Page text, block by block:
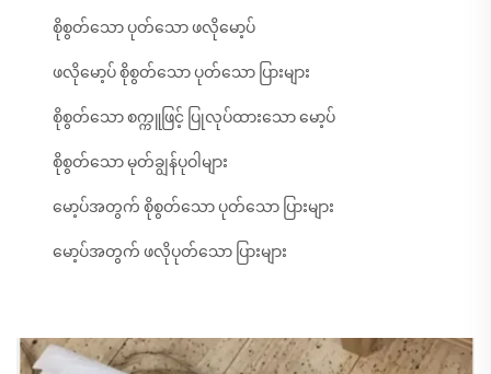
စိုစွတ်သော ပုတ်သော ဖလိုမော့ပ်
ဖလိုမော့ပ် စိုစွတ်သော ပုတ်သော ပြားများ
စိုစွတ်သော စက္ကူဖြင့် ပြုလုပ်ထားသော မော့ပ်
စိုစွတ်သော မုတ်ချွန်ပုဝါများ
မော့ပ်အတွက် စိုစွတ်သော ပုတ်သော ပြားများ
မော့ပ်အတွက် ဖလိုပုတ်သော ပြားများ